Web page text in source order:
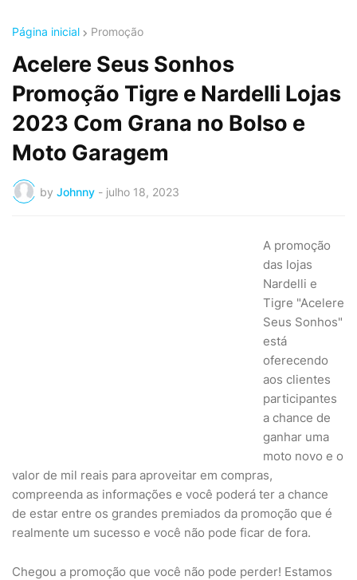
Página inicial Promoção
Acelere Seus Sonhos
Promoção Tigre e Nardelli Lojas
2023 Com Grana no Bolso e
Moto Garagem
by Johnny - julho 18, 2023
A promoção
das lojas
Nardelli e
Tigre "Acelere
Seus Sonhos"
está
oferecendo
aos clientes
participantes
a chance de
ganhar uma
moto novo e o
valor de mil reais para aproveitar em compras,
compreenda as informações e você poderá ter a chance
de estar entre os grandes premiados da promoção que é
realmente um sucesso e você não pode ficar de fora.
Chegou a promoção que você não pode perder! Estamos